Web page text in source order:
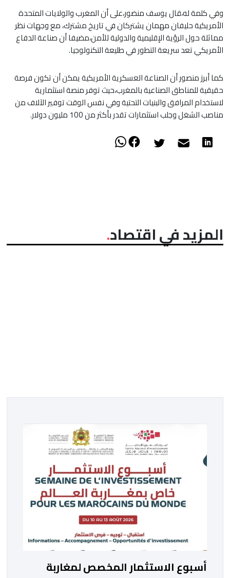
وفي كلمة له،قال يوسف منضور،على أن المغرب والولايات المتحدة
الأمريكية حليفان مهمان يشتركان في تاريخ مشترك، مع وجهات نظر
مماثلة حول الرؤية الإقليمية والدولية للأمن،مضيفا أن صناعة الدفاع
الأمريكي تعد سريعة التطور في طليعة التكنولوجيا.
كما أبرز منصور أن الصناعة العسكرية الأمريكية يمكن أن تكون فرصة
حقيقية للمناطق الصناعية بالمغرب،حيث توفر منصة استثمارية
لاستخدام المرافق والبنيات التحتية وفي نفس الوقت توفير الآلاف من
مناصب الشغل وجلب استثمارات تقدر بأكثر من 100 مليون دولار.
المزيد في اقتصاد
أسبوع الاستثمار المخصص لمغاربة